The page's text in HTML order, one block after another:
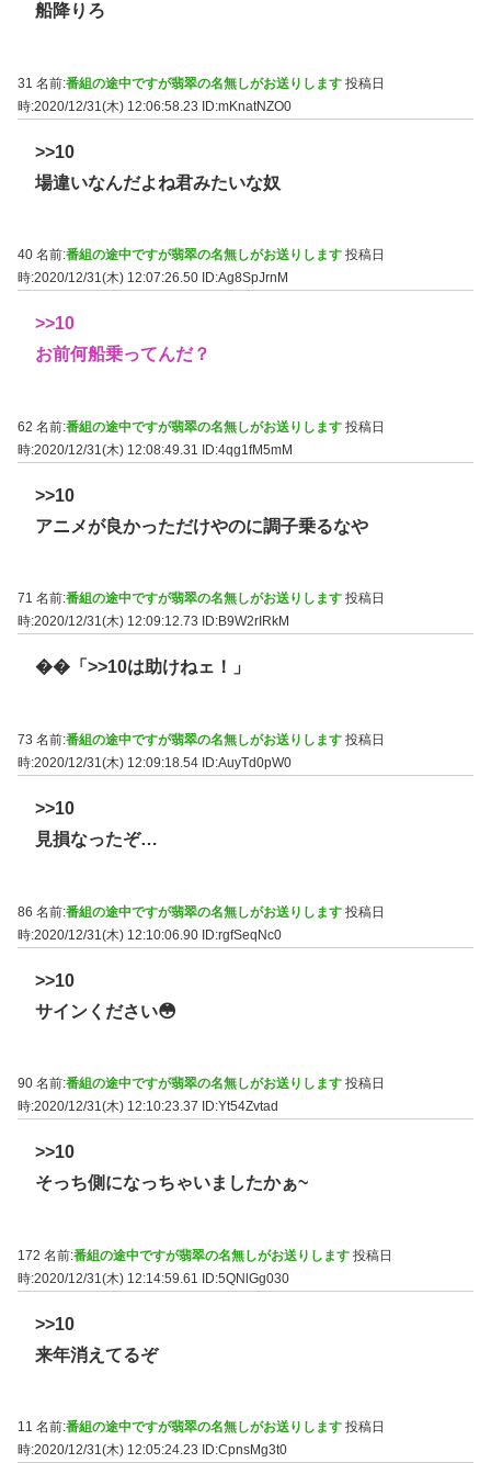
船降りろ
31 名前:番組の途中ですが翡翠の名無しがお送りします 投稿日
時:2020/12/31(木) 12:06:58.23 ID:mKnatNZO0
>>10
場違いなんだよね君みたいな奴
40 名前:番組の途中ですが翡翠の名無しがお送りします 投稿日
時:2020/12/31(木) 12:07:26.50 ID:Ag8SpJrnM
>>10
お前何船乗ってんだ？
62 名前:番組の途中ですが翡翠の名無しがお送りします 投稿日
時:2020/12/31(木) 12:08:49.31 ID:4qg1fM5mM
>>10
アニメが良かっただけやのに調子乗るなや
71 名前:番組の途中ですが翡翠の名無しがお送りします 投稿日
時:2020/12/31(木) 12:09:12.73
ID:B9W2rIRkM
��「 >>10は助けねェ！」
73 名前:番組の途中ですが翡翠の名無しがお送りします 投稿日
時:2020/12/31(木) 12:09:18.54 ID:AuyTd0pW0
>>10
見損なったぞ…
86 名前:番組の途中ですが翡翠の名無しがお送りします 投稿日
時:2020/12/31(木) 12:10:06.90 ID:rgfSeqNc0
>>10
サインください😳
90 名前:番組の途中ですが翡翠の名無しがお送りします 投稿日
時:2020/12/31(木) 12:10:23.37
ID:Yt54Zvtad
>>10
そっち側になっちゃいましたかぁ~
172 名前:番組の途中ですが翡翠の名無しがお送りします 投稿日
時:2020/12/31(木) 12:14:59.61 ID:5QNlGg030
>>10
来年消えてるぞ
11 名前:番組の途中ですが翡翠の名無しがお送りします 投稿日
時:2020/12/31(木) 12:05:24.23
ID:CpnsMg3t0